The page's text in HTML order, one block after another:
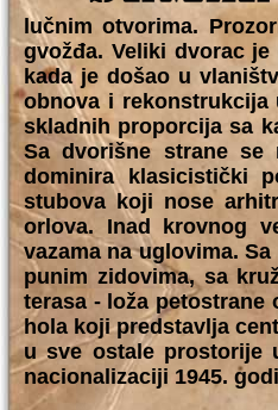
lučnim otvorima.
gvožđa. Veliki dvorac
kada je došao u
obnova i rekonstrukcija
skladnih proporcija sa
Sa dvorišne strane se
dominira klasicistički
stubova koji nose
orlova. Inad krovnog
vazama na uglovima.
punim zidovima, sa
terasa - loža petostrane
hola koji predstavlja
u sve ostale prostorije
nacionalizaciji 1945.